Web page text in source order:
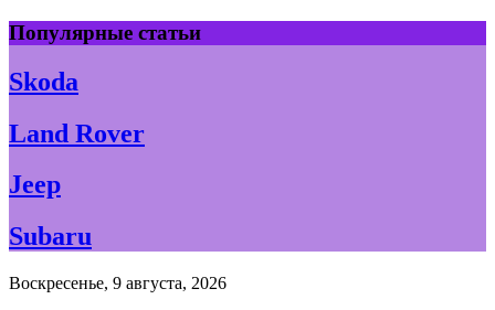
Skip
to
content
Популярные статьи
Skoda
Land Rover
Jeep
Subaru
Воскресенье, 9 августа, 2026